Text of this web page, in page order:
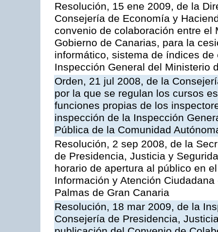
Resolución, 15 ene 2009, de la
Consejería de Economía y
convenio de colaboración entre
Gobierno de Canarias, para la
informático, sistema de índices
Inspección General del Ministerio
Orden, 21 jul 2008, de la
por la que se regulan los cursos
funciones propias de los
inspección de la Inspección
Pública de la Comunidad
Resolución, 2 sep 2008, de la
de Presidencia, Justicia y
horario de apertura al público en
Información y Atención
Palmas de Gran Canaria
Resolución, 18 mar 2009, de la
Consejería de Presidencia,